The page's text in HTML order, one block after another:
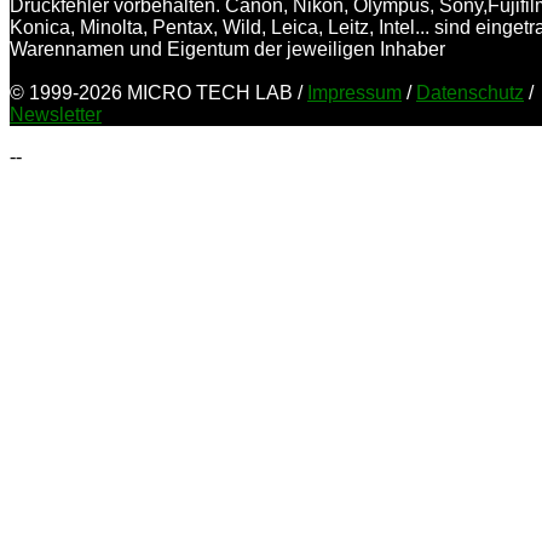
Druckfehler vorbehalten. Canon, Nikon, Olympus,
Konica, Minolta, Pentax, Wild, Leica, Leitz, Intel... sind
Warennamen und Eigentum der jeweiligen Inhaber
© 1999-2026 MICRO TECH LAB / Impressum / Datenschutz /
Newsletter
--